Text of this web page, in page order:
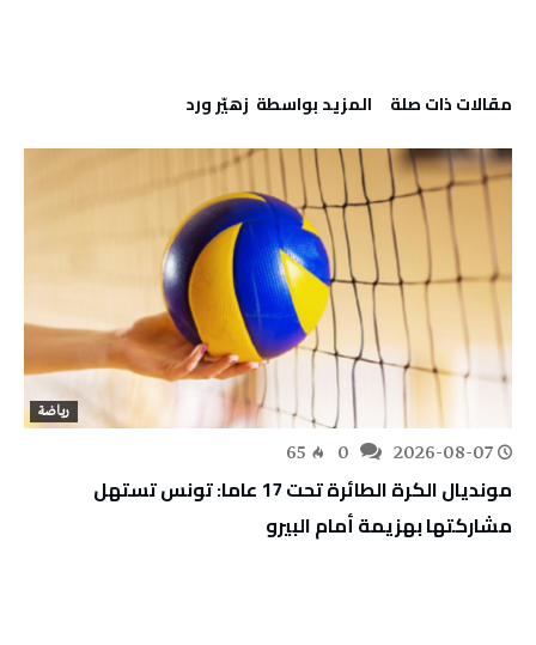
‫مقالات ذات صلة‬ ‫‫المزيد بواسطة‬ ‬ زهيّر‭ ‬ورد
رياضة
2026-08-07
65
مونديال الكرة الطائرة تحت 17 عاما: تونس تستهل
مشاركتها بهزيمة أمام البيرو